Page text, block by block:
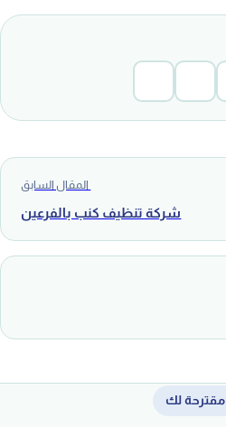
المقال السابق
شركة تنظيف كنب بالفرعين
مقترحة لك